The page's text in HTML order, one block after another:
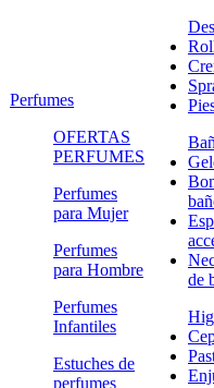
Perfumes
OFERTAS
PERFUMES
Perfumes
para Mujer
Perfumes
para Hombre
Perfumes
Infantiles
Estuches de
perfumes
de